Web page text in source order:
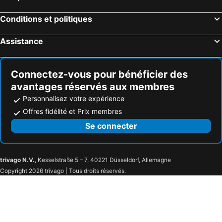
Conditions et politiques
Assistance
Connectez-vous pour bénéficier des
avantages réservés aux membres
Personnalisez votre expérience
Offres fidélité et Prix membres
Se connecter
trivago N.V., Kesselstraße 5 – 7, 40221 Düsseldorf, Allemagne
Copyright 2026 trivago | Tous droits réservés.